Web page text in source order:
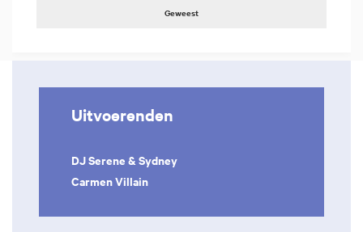
Geweest
Uitvoerenden
DJ Serene & Sydney
Carmen Villain